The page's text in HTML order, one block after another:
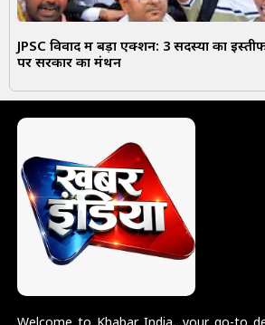
JPSC विवाद में बड़ा एक्शन: 3 सदस्यों का
पर सरकार का मंथन